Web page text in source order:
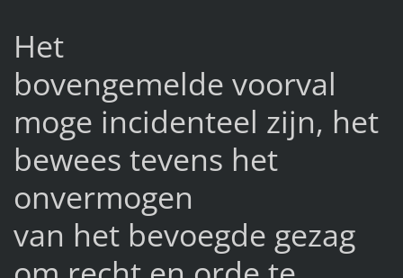
Het
bovengemelde voorval
moge incidenteel zijn, het
bewees tevens het
onvermogen
van het bevoegde gezag